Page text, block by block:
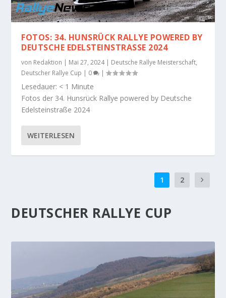
FOTOS: 34. HUNSRÜCK RALLYE POWERED BY
DEUTSCHE EDELSTEINSTRASSE 2024
von Redaktion | Mai 27, 2024| Deutsche Rallye Meisterschaft,
Deutscher Rallye Cup | 0 |
Lesedauer: < 1 Minute
Fotos der 34. Hunsrück Rallye powered by Deutsche
Edelsteinstraße 2024
WEITERLESEN
1 2
DEUTSCHER RALLYE CUP